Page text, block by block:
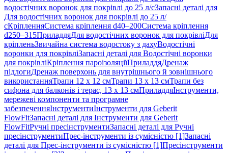
водостічних воронок для покрівлі до 25 л/сЗапасні деталі для
Для водостічних воронок для покрівлі до 25 л/
сКріпленняСистема кріплення d40–200Система кріплення
d250–315ПриладдяДля водостічних воронок для покрівліДля
кріпленьЗвичайна система водостоку з дахуВодостічні
воронки для покрівліЗапасні деталі для Водостічні воронки
для покрівліКріплення пароізоляціїПриладдяДренаж
підлогиДренаж поверхонь для внутрішнього й зовнішнього
використанняТрапи 12 x 12 смТрапи 13 x 13 смТрапи без
сифона для балконів і терас, 13 x 13 смПриладдяІнструменти,
мережеві компоненти та програмне
забезпеченняІнструментиІнструменти для Geberit
FlowFitЗапасні деталі для Інструменти для Geberit
FlowFitРучні пресінструментиЗапасні деталі для Ручні
пресінструментиПрес-інструменти із сумісністю [1]Запасні
деталі для Прес-інструменти із сумісністю [1]Пресінструменти